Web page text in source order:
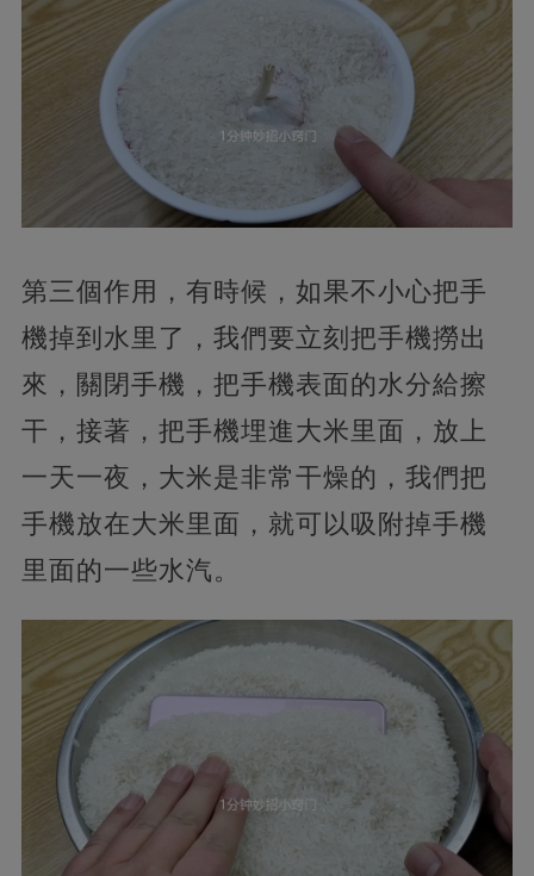
第三個作用，有時候，如果不小心把手
機掉到水里了，我們要立刻把手機撈出
來，關閉手機，把手機表面的水分給擦
干，接著，把手機埋進大米里面，放上
一天一夜，大米是非常干燥的，我們把
手機放在大米里面，就可以吸附掉手機
里面的一些水汽。